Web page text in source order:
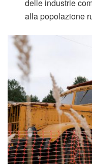
delle industrie
alla popolazione